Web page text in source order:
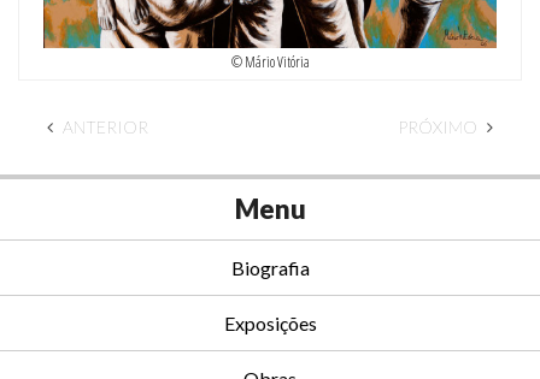
© Mário Vitória
ANTERIOR PRÓXIMO
Menu
Biografia
Exposições